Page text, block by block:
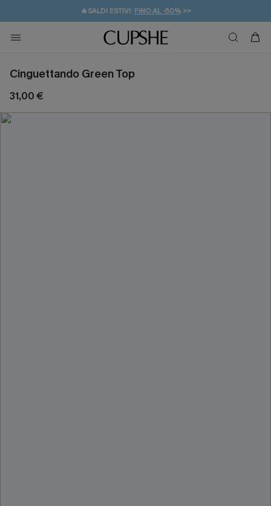
🔥SALDI ESTIVI: FINO AL -50%>>
🚚SPEDIZIONE GRATUITA DA 49€
💌REGALO PER I NUOVI: 20% DI SCONTO*
Cinguettando Green Top
31,00 €